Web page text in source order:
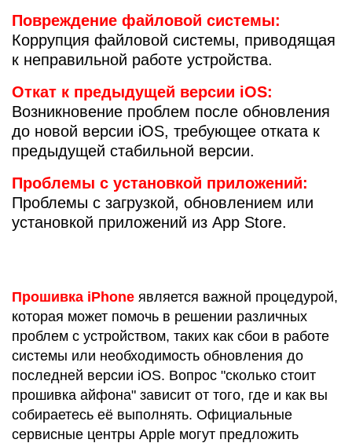
Повреждение файловой системы:
Коррупция файловой системы, приводящая
к неправильной работе устройства.
Откат к предыдущей версии iOS:
Возникновение проблем после обновления
до новой версии iOS, требующее отката к
предыдущей стабильной версии.
Проблемы с установкой приложений:
Проблемы с загрузкой, обновлением или
установкой приложений из App Store.
Прошивка iPhone является важной процедурой,
которая может помочь в решении различных
проблем с устройством, таких как сбои в работе
системы или необходимость обновления до
последней версии iOS. Вопрос "сколько стоит
прошивка айфона" зависит от того, где и как вы
собираетесь её выполнять. Официальные
сервисные центры Apple могут предложить